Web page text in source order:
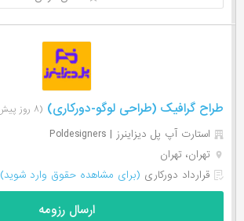
طراح گرافیک (طراحی لوگو-دورکاری) (۸ روز پیش)
استارت آپ پل دیزاینرز | Poldesigners
تهران، تهران
قرارداد دورکاری (برای مشاهده حقوق وارد شوید)
ارسال رزومه